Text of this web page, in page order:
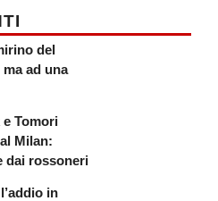
del
ad una
Tomori
Milan:
dai rossoneri
in